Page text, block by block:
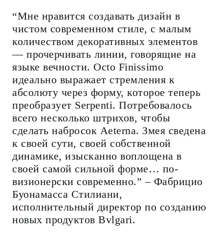
“Мне нравится создавать дизайн в
чистом современном стиле, с малым
количеством декоративных элементов
— прочерчивать линии, говорящие на
языке вечности. Octo Finissimo
идеально выражает стремления к
абсолюту через форму, которое теперь
преобразует Serpenti. Потребовалось
всего несколько штрихов, чтобы
сделать набросок Aeterna. Змея сведена
к своей сути, своей собственной
динамике, изысканно воплощена в
своей самой сильной форме… по-
визионерски современно.” – Фабрицио
Буонамасса Стилиани,
исполнительный директор по созданию
новых продуктов Bvlgari.